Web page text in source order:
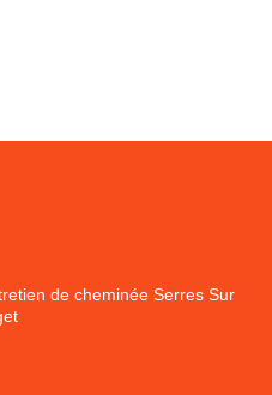
de cheminée Serres Sur